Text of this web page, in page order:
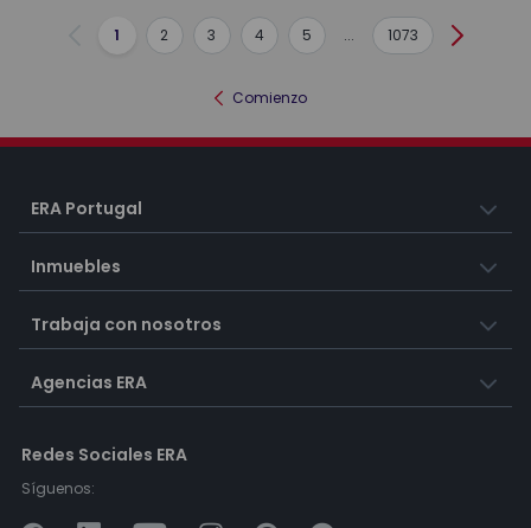
Anterior
1 2 3 4 5 ... 1073
Comienzo
ERA Portugal
Inmuebles
Trabaja con nosotros
Agencias ERA
Redes Sociales ERA
Síguenos: